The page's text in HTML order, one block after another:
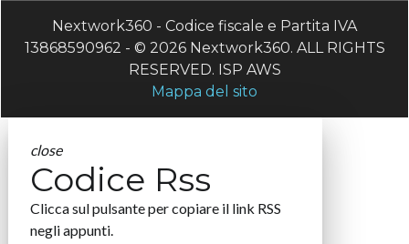
Nextwork360 - Codice fiscale e Partita IVA
13868590962 - © 2026 Nextwork360. ALL RIGHTS
RESERVED. ISP AWS
Mappa del sito
close
Codice Rss
Clicca sul pulsante per copiare il link RSS
negli appunti.